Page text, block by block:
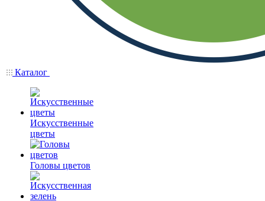
Каталог
Искусственные
цветы
Головы цветов